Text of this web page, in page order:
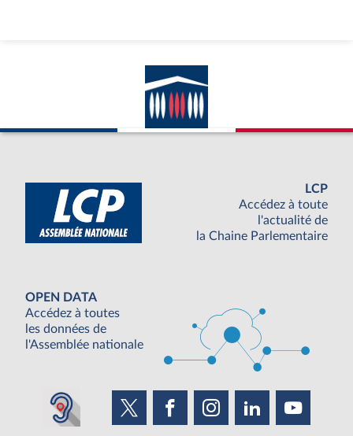
LCP
Accédez à toute
l'actualité de
la Chaine Parlementaire
OPEN DATA
Accédez à toutes
les données de
l'Assemblée nationale